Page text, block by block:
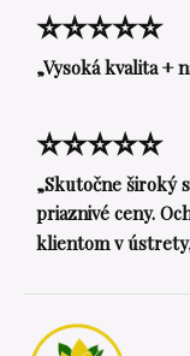
⭐⭐⭐⭐⭐
„Vysoká kvalita +
⭐⭐⭐⭐⭐
„Skutočne široký
priaznivé ceny.
klientom v